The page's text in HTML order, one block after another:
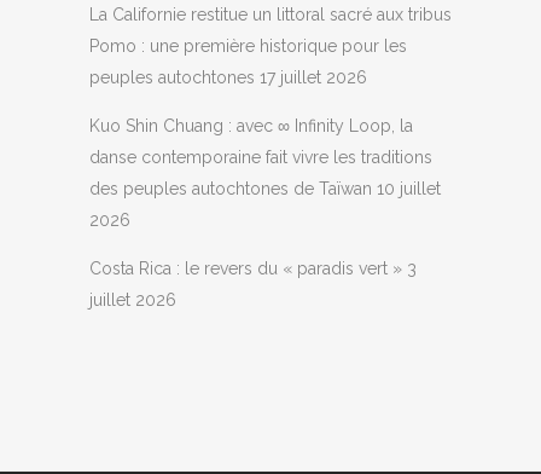
La Californie restitue un littoral sacré aux tribus
Pomo : une première historique pour les
peuples autochtones 17 juillet 2026
Kuo Shin Chuang : avec ∞ Infinity Loop, la
danse contemporaine fait vivre les traditions
des peuples autochtones de Taïwan 10 juillet
2026
Costa Rica : le revers du « paradis vert » 3
juillet 2026